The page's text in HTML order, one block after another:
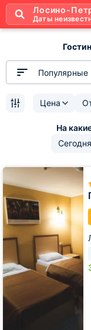
Лосино-
Даты
Популярные
Цена
Сегодня
Гостиница
Садко